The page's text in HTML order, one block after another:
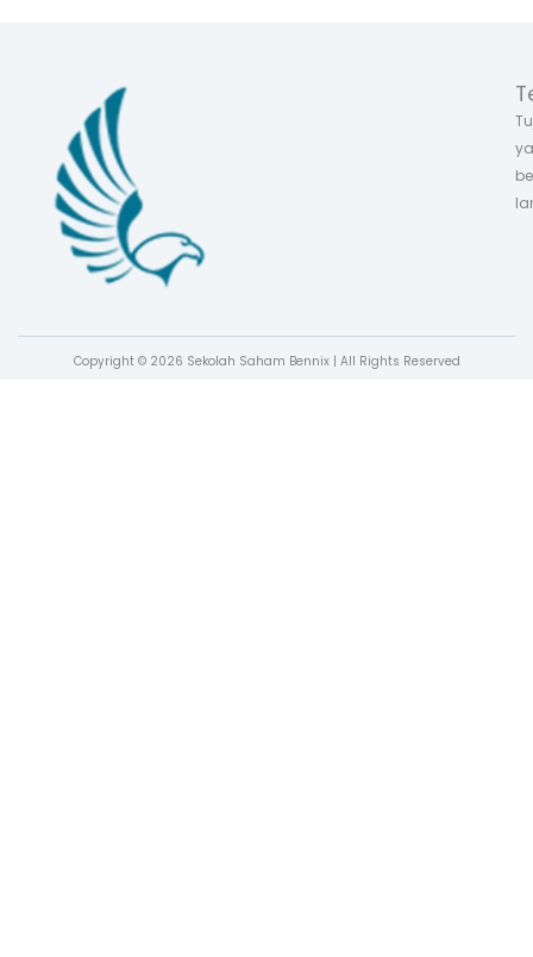
Copyright © 2026 Sekolah Saham Bennix | All Rights Reserved